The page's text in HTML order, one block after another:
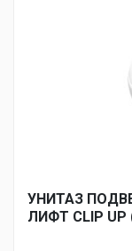
УНИТАЗ
ЛИФТ CLIP UP